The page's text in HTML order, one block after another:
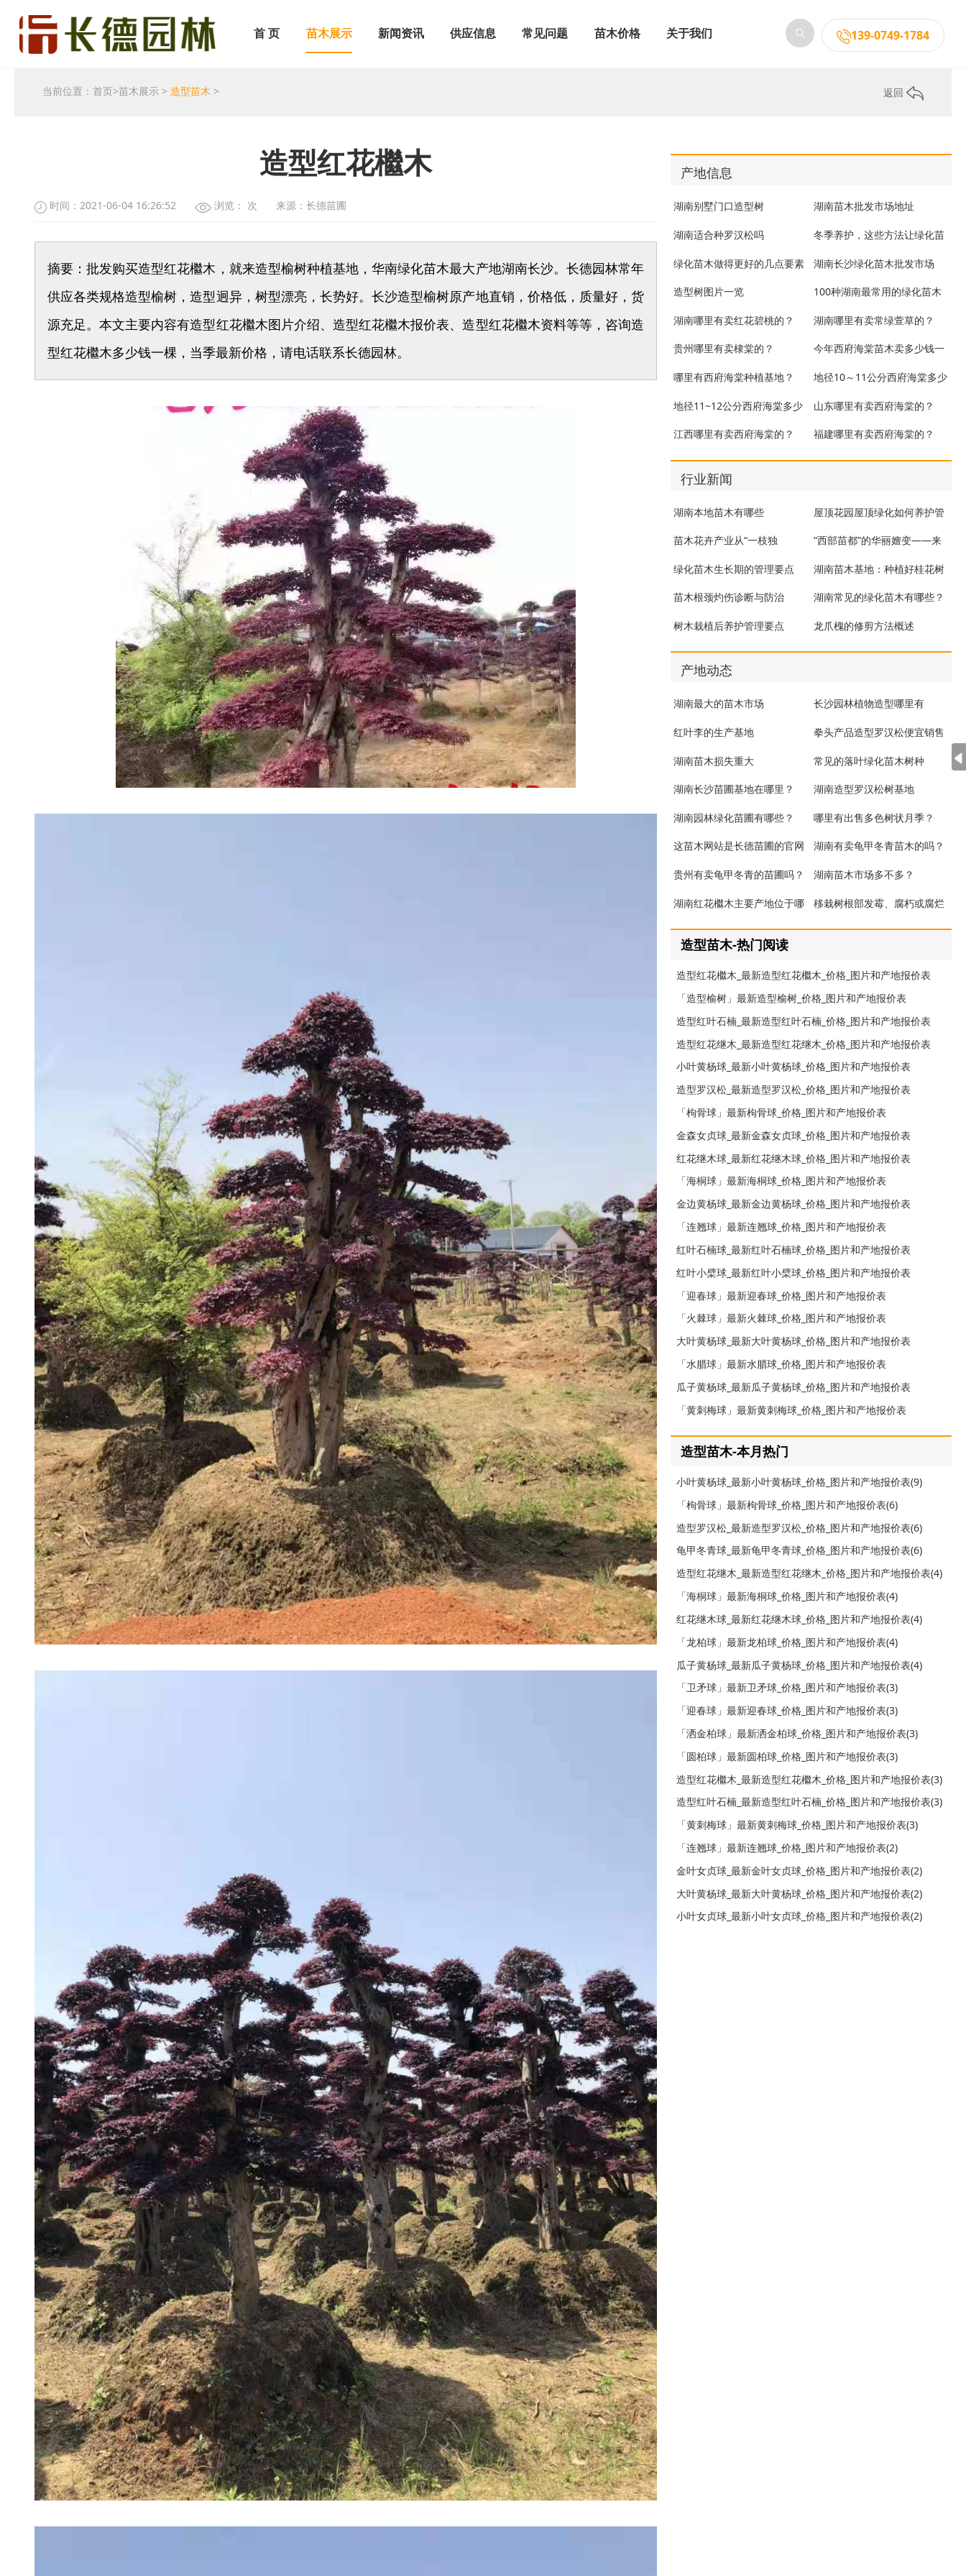
139-0749-1784
首 页 苗木展示 新闻资讯 供应信息 常见问题 苗木价格 关于我们
当前位置：首页>苗木展示 >造型苗木 > 返回
造型红花檵木
时间：2021-06-04 16:26:52 浏览： 次 来源：长德苗圃
摘要：批发购买造型红花檵木，就来造型榆树种植基地，华南绿化苗木最大产地湖南长沙。长德园林常年
供应各类规格造型榆树，造型迥异，树型漂亮，长势好。长沙造型榆树原产地直销，价格低，质量好，货
源充足。本文主要内容有造型红花檵木图片介绍、造型红花檵木报价表、造型红花檵木资料等等，咨询造
型红花檵木多少钱一棵，当季最新价格，请电话联系长德园林。
产地信息
湖南别墅门口造型树 湖南苗木批发市场地址
湖南适合种罗汉松吗
冬季养护，这些方法让绿化苗
绿化苗木做得更好的几点要素
湖南长沙绿化苗木批发市场
造型树图片一览 100种湖南最常用的绿化苗木
湖南哪里有卖红花碧桃的？ 湖南哪里有卖常绿萱草的？
贵州哪里有卖棣棠的？
今年西府海棠苗木卖多少钱一
哪里有西府海棠种植基地？
地径10～11公分西府海棠多少
地径11~12公分西府海棠多少
山东哪里有卖西府海棠的？
江西哪里有卖西府海棠的？ 福建哪里有卖西府海棠的？
行业新闻
湖南本地苗木有哪些
屋顶花园屋顶绿化如何养护管
苗木花卉产业从“一枝独
“西部苗都”的华丽嬗变——来
绿化苗木生长期的管理要点
湖南苗木基地：种植好桂花树
苗木根颈灼伤诊断与防治
湖南常见的绿化苗木有哪些？
树木栽植后养护管理要点 龙爪槐的修剪方法概述
产地动态
湖南最大的苗木市场 长沙园林植物造型哪里有
红叶李的生产基地 拳头产品造型罗汉松便宜销售
湖南苗木损失重大 常见的落叶绿化苗木树种
湖南长沙苗圃基地在哪里？ 湖南造型罗汉松树基地
湖南园林绿化苗圃有哪些？ 哪里有出售多色树状月季？
这苗木网站是长德苗圃的官网
湖南有卖龟甲冬青苗木的吗？
贵州有卖龟甲冬青的苗圃吗？ 湖南苗木市场多不多？
湖南红花檵木主要产地位于哪
移栽树根部发霉、腐朽或腐烂
造型苗木-热门阅读
造型红花檵木_最新造型红花檵木_价格_图片和产地报价表
「造型榆树」最新造型榆树_价格_图片和产地报价表
造型红叶石楠_最新造型红叶石楠_价格_图片和产地报价表
造型红花继木_最新造型红花继木_价格_图片和产地报价表
小叶黄杨球_最新小叶黄杨球_价格_图片和产地报价表
造型罗汉松_最新造型罗汉松_价格_图片和产地报价表
「枸骨球」最新枸骨球_价格_图片和产地报价表
金森女贞球_最新金森女贞球_价格_图片和产地报价表
红花继木球_最新红花继木球_价格_图片和产地报价表
「海桐球」最新海桐球_价格_图片和产地报价表
金边黄杨球_最新金边黄杨球_价格_图片和产地报价表
「连翘球」最新连翘球_价格_图片和产地报价表
红叶石楠球_最新红叶石楠球_价格_图片和产地报价表
红叶小檗球_最新红叶小檗球_价格_图片和产地报价表
「迎春球」最新迎春球_价格_图片和产地报价表
「火棘球」最新火棘球_价格_图片和产地报价表
大叶黄杨球_最新大叶黄杨球_价格_图片和产地报价表
「水腊球」最新水腊球_价格_图片和产地报价表
瓜子黄杨球_最新瓜子黄杨球_价格_图片和产地报价表
「黄刺梅球」最新黄刺梅球_价格_图片和产地报价表
造型苗木-本月热门
小叶黄杨球_最新小叶黄杨球_价格_图片和产地报价表(9)
「枸骨球」最新枸骨球_价格_图片和产地报价表(6)
造型罗汉松_最新造型罗汉松_价格_图片和产地报价表(6)
龟甲冬青球_最新龟甲冬青球_价格_图片和产地报价表(6)
造型红花继木_最新造型红花继木_价格_图片和产地报价表(4)
「海桐球」最新海桐球_价格_图片和产地报价表(4)
红花继木球_最新红花继木球_价格_图片和产地报价表(4)
「龙柏球」最新龙柏球_价格_图片和产地报价表(4)
瓜子黄杨球_最新瓜子黄杨球_价格_图片和产地报价表(4)
「卫矛球」最新卫矛球_价格_图片和产地报价表(3)
「迎春球」最新迎春球_价格_图片和产地报价表(3)
「洒金柏球」最新洒金柏球_价格_图片和产地报价表(3)
「圆柏球」最新圆柏球_价格_图片和产地报价表(3)
造型红花檵木_最新造型红花檵木_价格_图片和产地报价表(3)
造型红叶石楠_最新造型红叶石楠_价格_图片和产地报价表(3)
「黄刺梅球」最新黄刺梅球_价格_图片和产地报价表(3)
「连翘球」最新连翘球_价格_图片和产地报价表(2)
金叶女贞球_最新金叶女贞球_价格_图片和产地报价表(2)
大叶黄杨球_最新大叶黄杨球_价格_图片和产地报价表(2)
小叶女贞球_最新小叶女贞球_价格_图片和产地报价表(2)